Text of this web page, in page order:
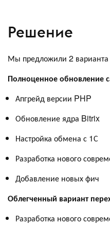
Решение
Мы предложили 2
Полноценное обновление
Апгрейд версии PHP
Обновление ядра Bitrix
Настройка обмена с 1С
Разработка нового
Добавление новых фич
Облегченный вариант
Разработка нового